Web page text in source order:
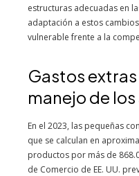
estructuras adecuadas en
adaptación a estos
vulnerable frente a la
Gastos
manejo de
En el 2023, las pequeñas
que se calculan en
productos por más de
de Comercio de EE. UU.